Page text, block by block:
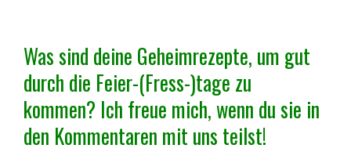
Was sind deine Geheimrezepte, um gut
durch die Feier-(Fress-)tage zu
kommen? Ich freue mich, wenn du sie in
den Kommentaren mit uns teilst!